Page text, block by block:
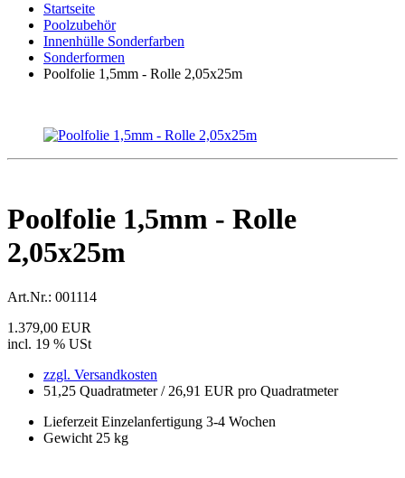
Startseite
Poolzubehör
Innenhülle Sonderfarben
Sonderformen
Poolfolie 1,5mm - Rolle 2,05x25m
Poolfolie 1,5mm - Rolle
2,05x25m
Art.Nr.: 001114
1.379,00 EUR
incl. 19 % USt
zzgl. Versandkosten
51,25 Quadratmeter / 26,91 EUR pro Quadratmeter
Lieferzeit Einzelanfertigung 3-4 Wochen
Gewicht 25 kg